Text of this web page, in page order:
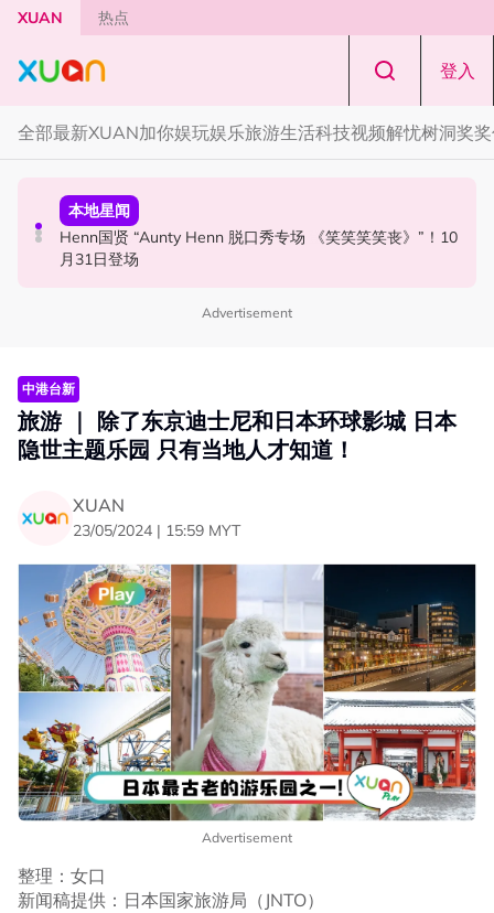
Skip to main content
XUAN 热点
登入
全部最新XUAN加你娱玩娱乐旅游生活科技视频解忧树洞奖
国际星闻
Tom Holland “Spiderman” 替身曝光！“替完蜘蛛人，马上
又去演忍者”
活动
Cadbury Dairy Milk x Lotus Biscoff 登陆大马！
本地星闻
Henn国贤 “Aunty Henn 脱口秀专场 《笑笑笑笑丧》”！10
月31日登场
Advertisement
中港台新
旅游 ｜ 除了东京迪士尼和日本环球影城 日本
隐世主题乐园 只有当地人才知道！
XUAN
23/05/2024 | 15:59 MYT
Advertisement
整理：女口
新闻稿提供：日本国家旅游局（JNTO）